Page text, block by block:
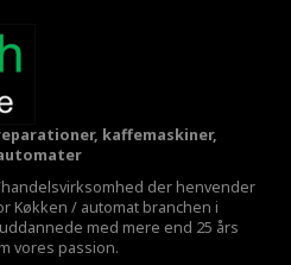
kaffemaskiner,
der henvender
Køkken / automat branchen i
med mere end 25 års
vores passion.